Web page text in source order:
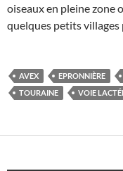
oiseaux en pleine zone
quelques petits villages
AVEX EPRONNIÈRE
TOURAINE
VOIE